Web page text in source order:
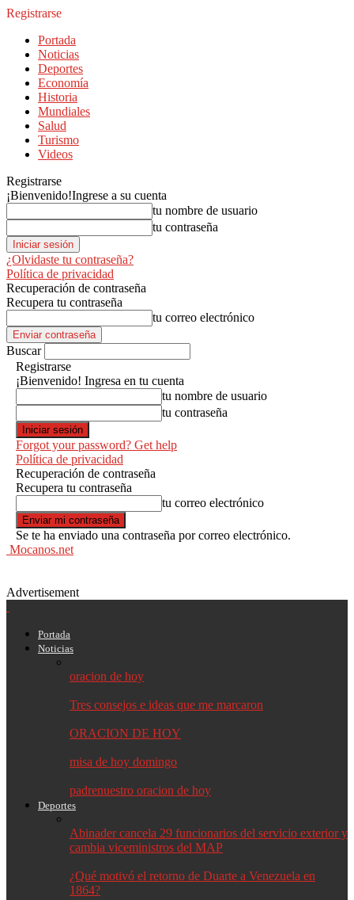
Registrarse
Portada
Noticias
Deportes
Economía
Historia
Mundiales
Salud
Turismo
Videos
Registrarse
¡Bienvenido!Ingrese a su cuenta
tu nombre de usuario
tu contraseña
¿Olvidaste tu contraseña?
Política de privacidad
Recuperación de contraseña
Recupera tu contraseña
tu correo electrónico
Buscar
Registrarse
¡Bienvenido! Ingresa en tu cuenta
tu nombre de usuario
tu contraseña
Forgot your password? Get help
Política de privacidad
Recuperación de contraseña
Recupera tu contraseña
tu correo electrónico
Se te ha enviado una contraseña por correo electrónico.
Mocanos.net
Advertisement
Portada
Noticias
oracion de hoy
Tres consejos e ideas que me marcaron
ORACION DE HOY
misa de hoy domingo
padrenuestro oracion de hoy
Deportes
Abinader cancela 29 funcionarios del servicio exterior y
cambia viceministros del MAP
¿Qué motivó el retorno de Duarte a Venezuela en
1864?